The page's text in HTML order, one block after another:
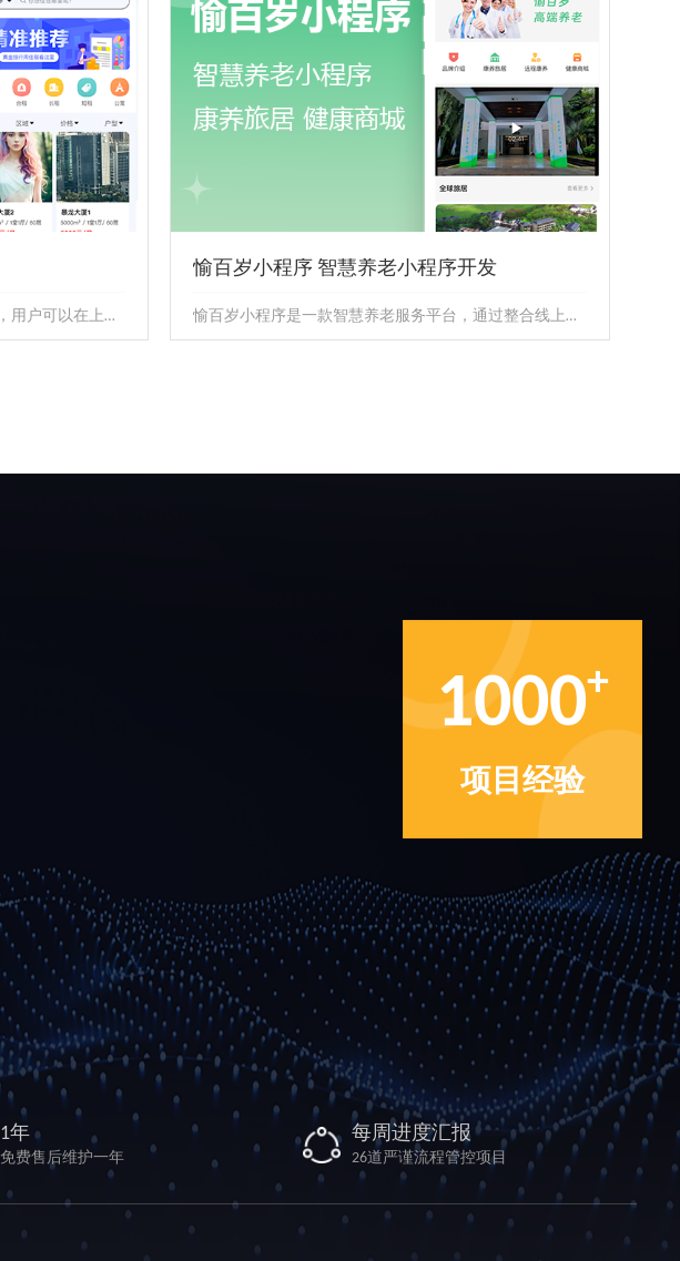
租房小程序是一个方便快捷的租房平台，用户可以在上面浏览各种不同类型的房源信息，如公寓、别墅、合租等。
愉百岁小程序 智慧养老小程序开发
愉百岁小程序是一款智慧养老服务平台，通过整合线上线下资源，为老年人提供全方位、一站式的康养服务体验。小程序不仅提供详尽的...
1000+
项目经验
1年
免费售后维护一年
每周进度汇报
26道严谨流程管控项目